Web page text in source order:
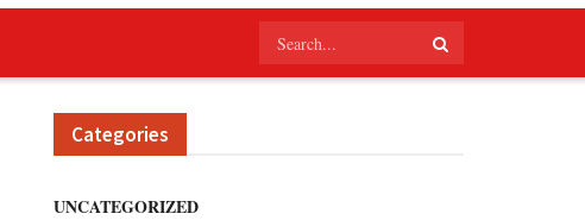
Categories
UNCATEGORIZED